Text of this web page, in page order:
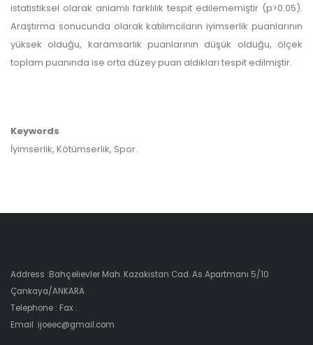
istatistiksel olarak anlamlı farklılık tespit edilememiştir (p>0.05).
Araştırma sonucunda olarak katılımcıların iyimserlik puanlarının
yüksek olduğu, karamsarlık puanlarının düşük olduğu, ölçek
toplam puanında ise orta düzey puan aldıkları tespit edilmiştir.
Keywords
İyimserlik, Kötümserlik, Spor.
Address :Bahçelievler Mah. Kazakistan Cad. As Apartmanı 5/10
Çankaya/ANKARA
Telephone : Fax :
Email :ijoeec@gmail.com